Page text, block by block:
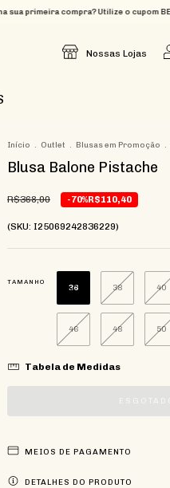
compra? Utilize o cupom BEMVINDA
Nossas Lojas
Início . Outlet . Blusas em Promoção .
Blusa Balone Pistache
R$368,00 -70%R$110,40
(SKU: I25069242836229)
TAMANHO
36 38 40
46 48 50
Tabela de Medidas
MEIOS DE PAGAMENTO
DETALHES DO PRODUTO